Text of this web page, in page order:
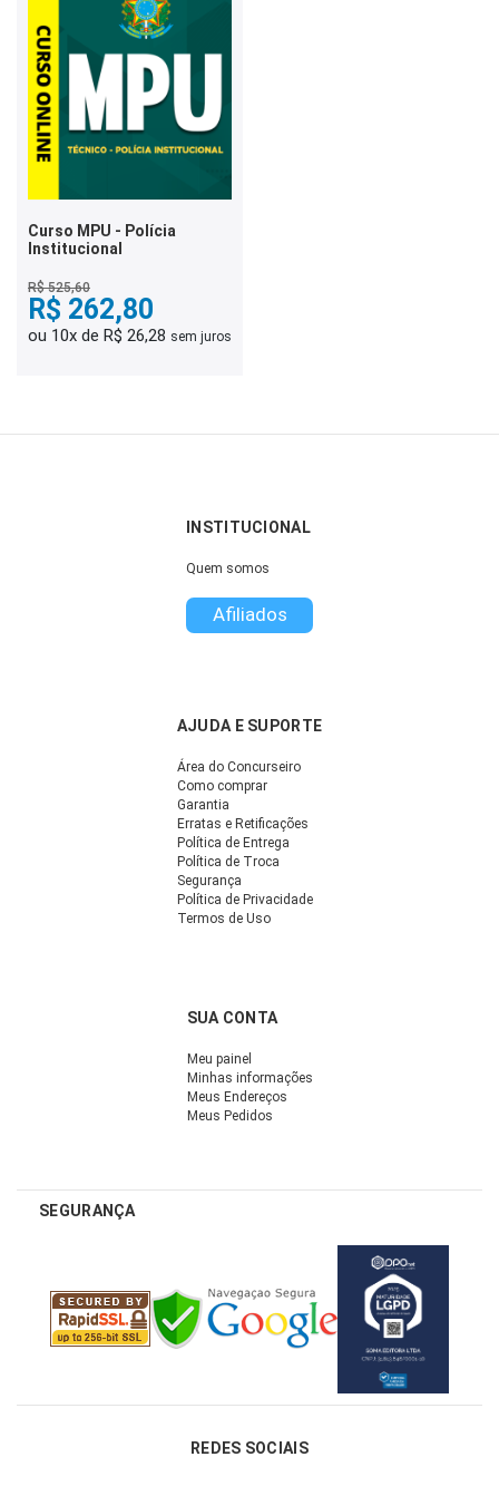
Curso MPU - Polícia
Institucional
R$ 525,60
R$ 262,80
ou 10x de R$ 26,28 sem juros
INSTITUCIONAL
Quem somos
Afiliados
AJUDA E SUPORTE
Área do Concurseiro
Como comprar
Garantia
Erratas e Retificações
Política de Entrega
Política de Troca
Segurança
Política de Privacidade
Termos de Uso
SUA CONTA
Meu painel
Minhas informações
Meus Endereços
Meus Pedidos
SEGURANÇA
REDES SOCIAIS